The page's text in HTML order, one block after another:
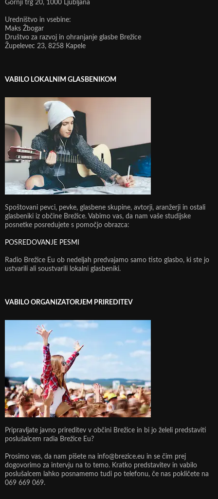
Gornji trg 20, 1000 Ljubljana
Uredništvo in vsebine:
Maks Žbogar
Društvo za razvoj in ohranjanje glasbe Brežice
Župelevec 23, 8258 Kapele
VABILO LOKALNIM GLASBENIKOM
Spoštovani pevci, pevke, glasbene skupine, avtorji, aranžerji in ostali
glasbeniki iz občine Brežice. Vabimo vas, da nam vaše studijske
posnetke posredujete s pomočjo obrazca:
POSREDOVANJE PESMI
Radio Brežice Eu ob nedeljah predvajamo samo tisto glasbo, ki ste jo
ustvarili ali soustvarili lokalni glasbeniki.
VABILO ORGANIZATORJEM PRIREDITEV
Pripravljate javno prireditev v občini Brežice in bi jo želeli predstaviti
poslušalcem radia Brežice Eu?
Prosimo vas, da nam pišete na info@brezice.eu in se čim prej
dogovorimo za intervju na to temo. Kratko predstavitev in vabilo
poslušalcem lahko posnamemo tudi po telefonu, če nas pokličete na
069 669 069.